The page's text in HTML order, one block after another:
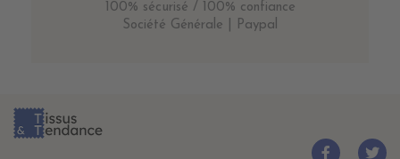
100% sécurisé / 100% confiance
Société Générale | Paypal